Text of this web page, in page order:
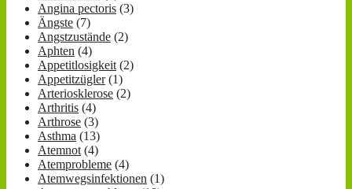
Angina pectoris (3)
Ängste (7)
Angstzustände (2)
Aphten (4)
Appetitlosigkeit (2)
Appetitzügler(1)
Arteriosklerose (2)
Arthritis (4)
Arthrose (3)
Asthma (13)
Atemnot (4)
Atemprobleme (4)
Atemwegsinfektionen (1)